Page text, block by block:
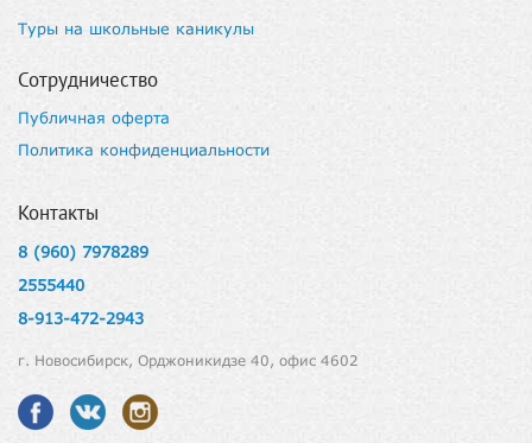
Туры на школьные каникулы
Сотрудничество
Публичная оферта
Политика конфиденциальности
Контакты
8 (960) 7978289
2555440
8-913-472-2943
г. Новосибирск, Орджоникидзе 40, офис 4602